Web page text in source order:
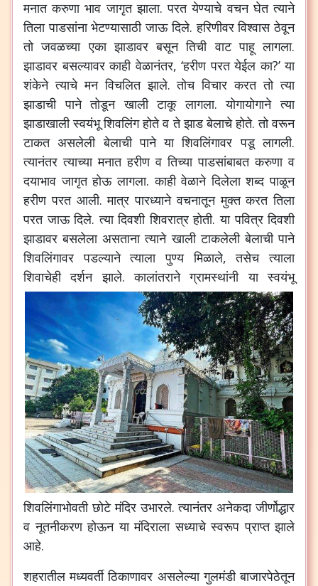
मनात करुणा भाव जागृत झाला.परत येण्याचे वचन घेत त्याने
तिला पाडसांना भेटण्यासाठी जाऊ दिले.हरिणीवर विश्वास ठेवून
तो जवळच्या एका झाडावर बसून तिची वाट पाहू लागला.
झाडावर बसल्यावर काही वेळानंतर, ‘हरीण परत येईल का?’या
शंकेने त्याचे मन विचलित झाले.तोच विचार करत तो त्या
झाडाची पाने तोडून खाली टाकू लागला.योगायोगाने त्या
झाडाखाली स्वयंभू शिवलिंग होते व ते झाड बेलाचे होते.तो वरून
टाकत असलेली बेलाची पाने या शिवलिंगावर पडू लागली.
त्यानंतर त्याच्या मनात हरीण व तिच्या पाडसांबाबत करुणा व
दयाभाव जागृत होऊ लागला.काही वेळाने दिलेला शब्द पाळून
हरीण परत आली.मात्र पारध्याने वचनातून मुक्त करत तिला
परत जाऊ दिले.त्या दिवशी शिवरात्र होती.या पवित्र दिवशी
झाडावर बसलेला असताना त्याने खाली टाकलेली बेलाची पाने
शिवलिंगावर पडल्याने त्याला पुण्य मिळाले,तसेच त्याला
शिवाचेही दर्शन झाले. कालांतराने ग्रामस्थांनी या स्वयंभू
शिवलिंगाभोवती छोटे मंदिर उभारले.त्यानंतर अनेकदा जीर्णोद्धार
व नूतनीकरण होऊन या मंदिराला सध्याचे स्वरूप प्राप्त झाले
आहे.
शहरातील मध्यवर्ती ठिकाणावर असलेल्या गुलमंडी बाजारपेठेतून